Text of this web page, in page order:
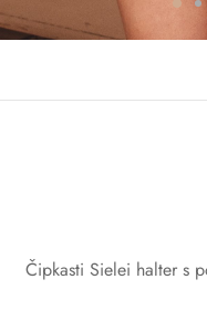
Čipkasti Sielei halter s